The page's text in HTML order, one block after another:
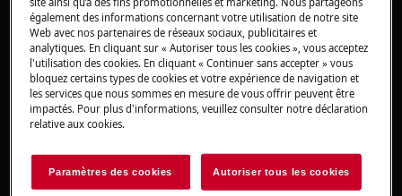
Un « 0 » ou un carré qui clignote à l'écran
indique un problème avec le capteur de
température.
Nous vous conseillons de demander
l'intervention d'un technicien SAV.
réparation. Faites appel à notre service
consommateurs.
également des informations concernant votre utilisation de notre site
Web avec nos partenaires de réseaux sociaux, publicitaires et
analytiques. En cliquant sur « Autoriser tous les cookies », vous acceptez
l'utilisation des cookies. En cliquant « Continuer sans accepter » vous
bloquez certains types de cookies et votre expérience de navigation et
les services que nous sommes en mesure de vous offrir peuvent être
impactés. Pour plus d'informations, veuillez consulter notre déclaration
relative aux cookies.
Paramètres des cookies Autoriser tous les cookies